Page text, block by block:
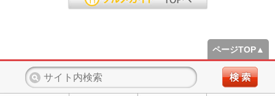
ページTOP▲